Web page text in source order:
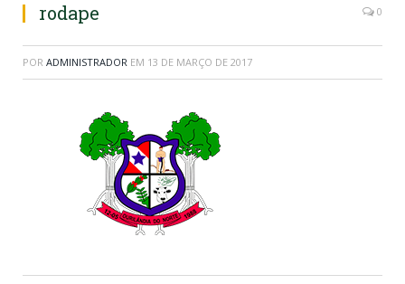
rodape 0
POR ADMINISTRADOR EM 13 DE MARÇO DE 2017